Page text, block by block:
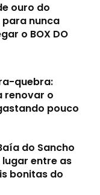
ouro do
nunca
o BOX DO
quebra:
renovar o
pouco
do Sancho
lugar entre as
bonitas do